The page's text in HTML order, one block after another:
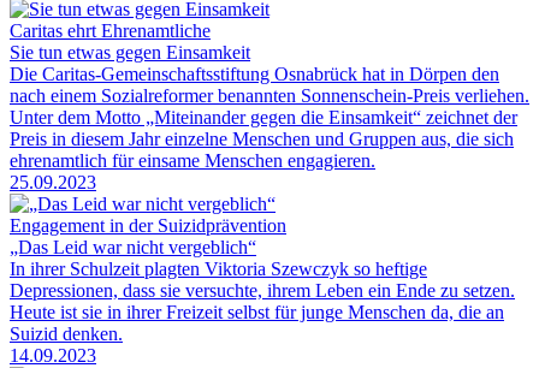
Caritas ehrt Ehrenamtliche
Sie tun etwas gegen Einsamkeit
Die Caritas-Gemeinschaftsstiftung Osnabrück hat in Dörpen den
nach einem Sozialreformer benannten Sonnenschein-Preis verliehen.
Unter dem Motto „Miteinander gegen die Einsamkeit“ zeichnet der
Preis in diesem Jahr einzelne Menschen und Gruppen aus, die sich
ehrenamtlich für einsame Menschen engagieren.
25.09.2023
Engagement in der Suizidprävention
„Das Leid war nicht vergeblich“
In ihrer Schulzeit plagten Viktoria Szewczyk so heftige
Depressionen, dass sie versuchte, ihrem Leben ein Ende zu setzen.
Heute ist sie in ihrer Freizeit selbst für junge Menschen da, die an
Suizid denken.
14.09.2023